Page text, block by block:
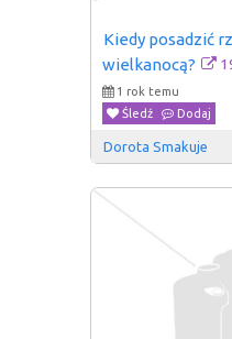
Kiedy posadzić
wielkanocą?
1 rok temu
Śledź
Dodaj
Dorota Smakuje